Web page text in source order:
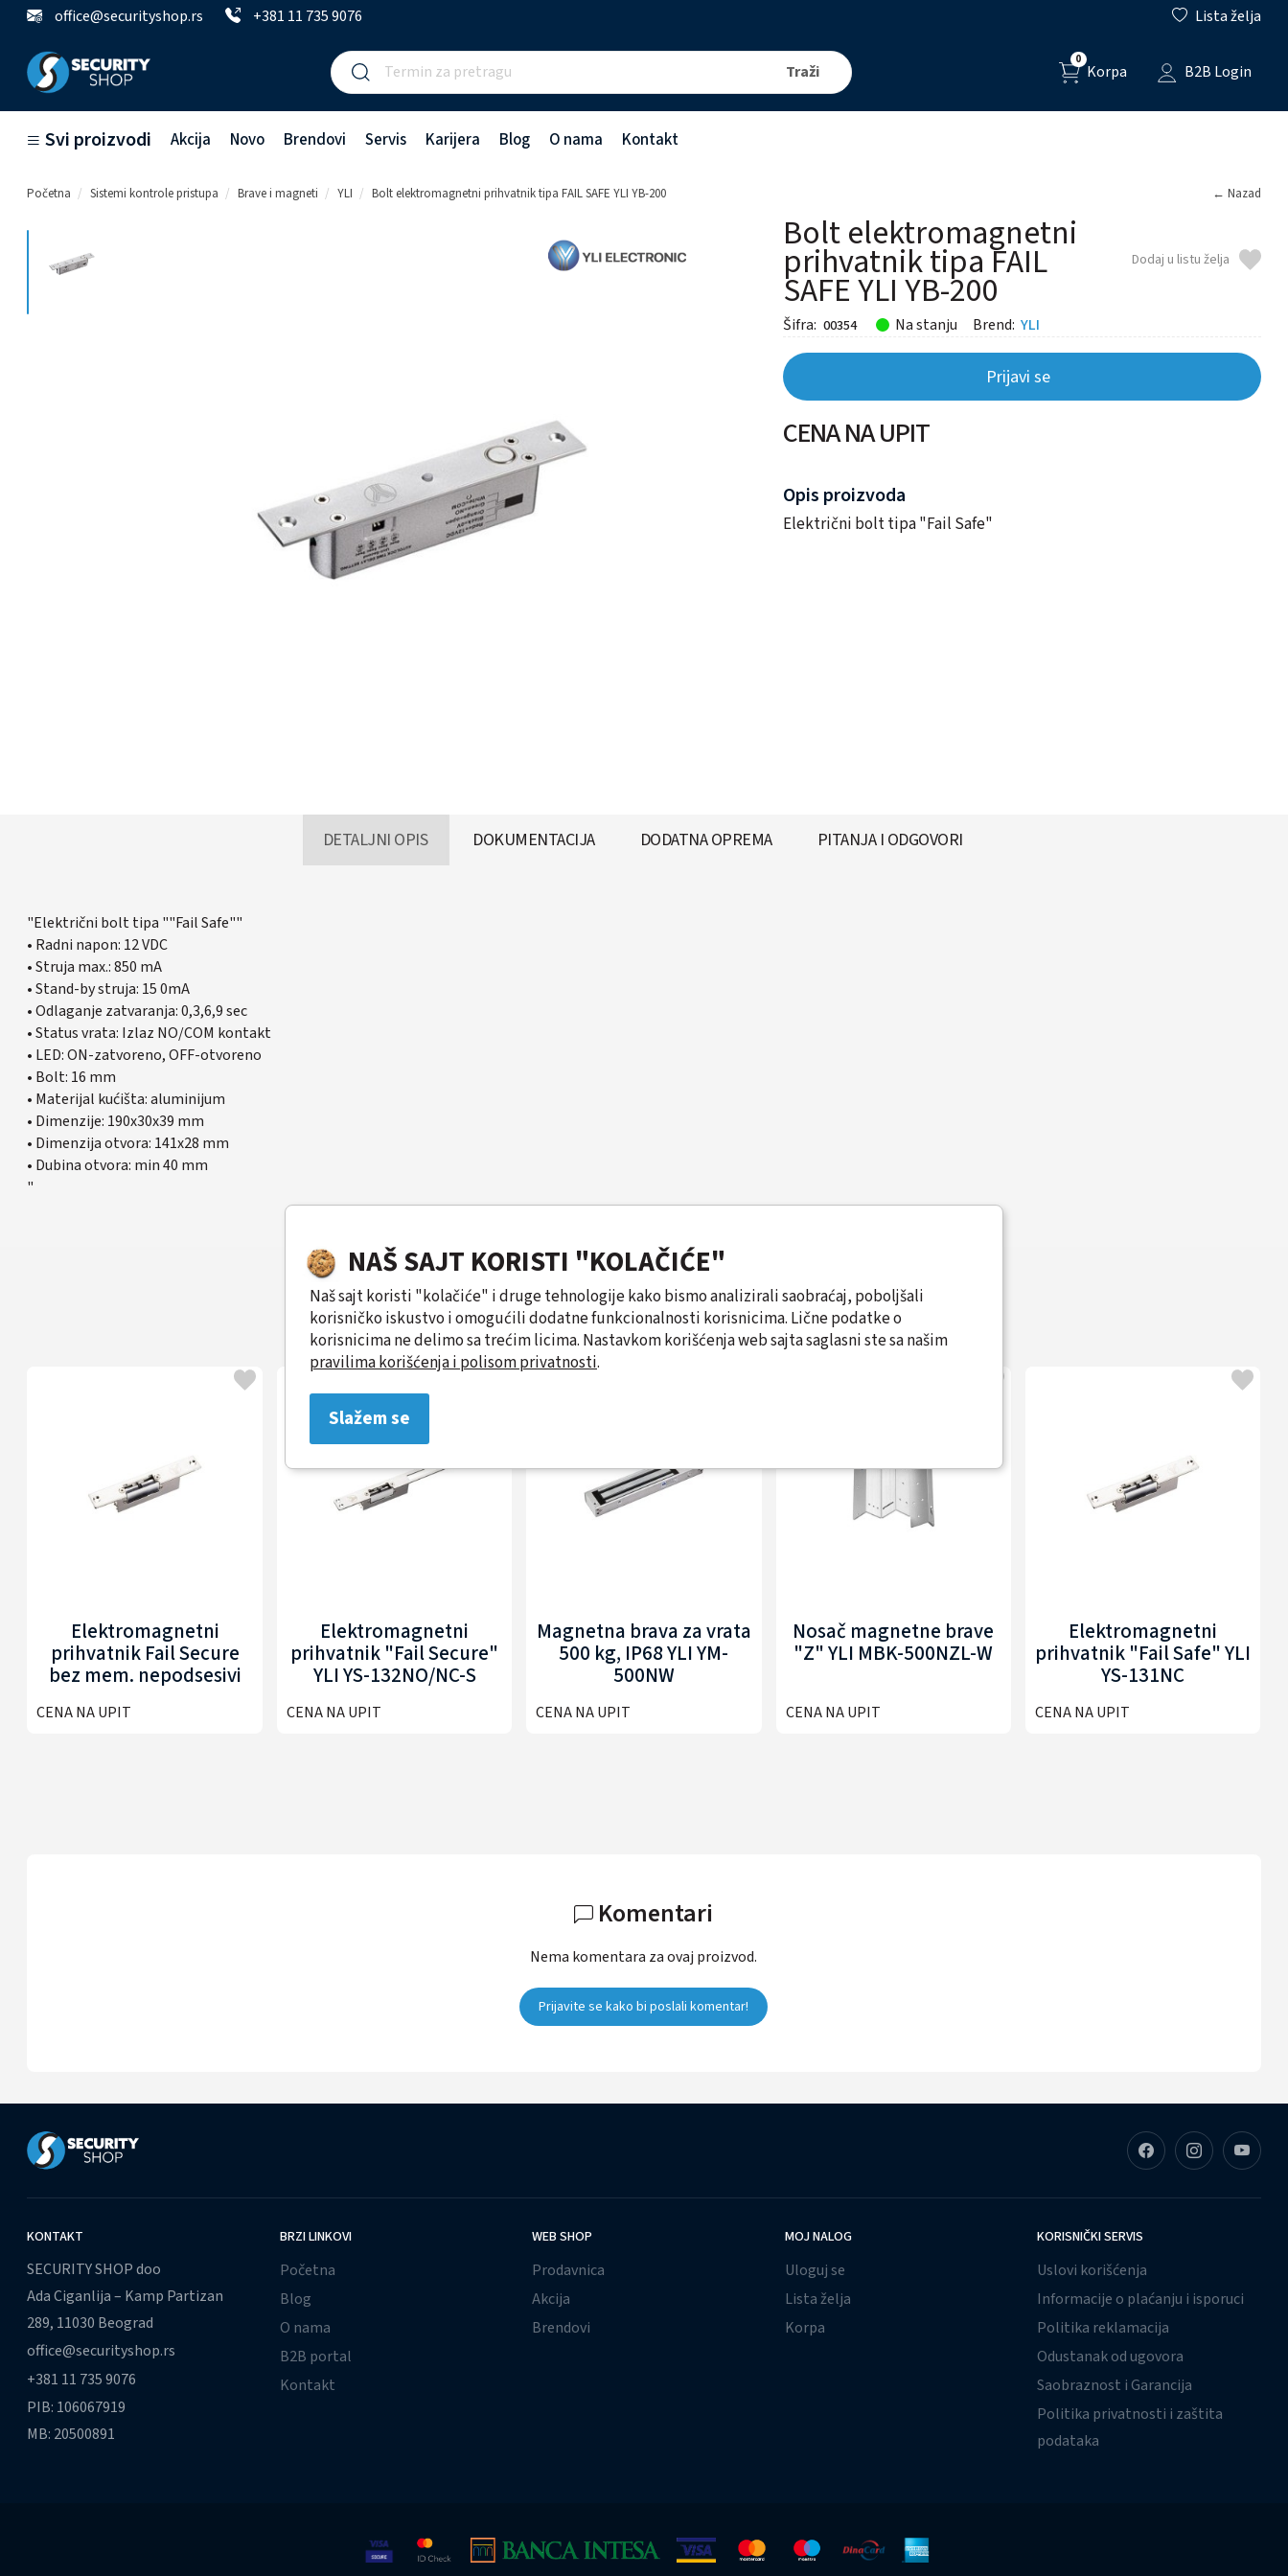
office@securityshop.rs +381 11 735 9076 Lista želja
0
Korpa B2B Login
Svi proizvodi Akcija Novo Brendovi Servis Karijera Blog O nama Kontakt
Početna Sistemi kontrole pristupa Brave i magneti YLI Bolt elektromagnetni prihvatnik tipa FAIL SAFE YLI YB-200 ← Nazad
Bolt elektromagnetni
prihvatnik tipa FAIL
SAFE YLI YB-200
Dodaj u listu želja
Šifra: 00354 Na stanju Brend: YLI
Prijavi se
CENA NA UPIT
Opis proizvoda
Električni bolt tipa "Fail Safe"
DETALJNI OPIS DOKUMENTACIJA DODATNA OPREMA PITANJA I ODGOVORI
"Električni bolt tipa ""Fail Safe""
• Radni napon: 12 VDC
• Struja max.: 850 mA
• Stand-by struja: 15 0mA
• Odlaganje zatvaranja: 0,3,6,9 sec
• Status vrata: Izlaz NO/COM kontakt
• LED: ON-zatvoreno, OFF-otvoreno
• Bolt: 16 mm
• Materijal kućišta: aluminijum
• Dimenzije: 190x30x39 mm
• Dimenzija otvora: 141x28 mm
• Dubina otvora: min 40 mm
"
Slični proizvodi
Elektromagnetni
prihvatnik Fail Secure
bez mem. nepodsesivi
CENA NA UPIT
Elektromagnetni
prihvatnik "Fail Secure"
YLI YS-132NO/NC-S
CENA NA UPIT
Magnetna brava za vrata
500 kg, IP68 YLI YM-
500NW
CENA NA UPIT
Nosač magnetne brave
"Z" YLI MBK-500NZL-W
CENA NA UPIT
Elektromagnetni
prihvatnik "Fail Safe" YLI
YS-131NC
CENA NA UPIT
Komentari
Nema komentara za ovaj proizvod.
Prijavite se kako bi poslali komentar!
KONTAKT
SECURITY SHOP doo
Ada Ciganlija – Kamp Partizan
289, 11030 Beograd
office@securityshop.rs
+381 11 735 9076
PIB: 106067919
MB: 20500891
BRZI LINKOVI
Početna
Blog
O nama
B2B portal
Kontakt
WEB SHOP
Prodavnica
Akcija
Brendovi
MOJ NALOG
Uloguj se
Lista želja
Korpa
KORISNIČKI SERVIS
Uslovi korišćenja
Informacije o plaćanju i isporuci
Politika reklamacija
Odustanak od ugovora
Saobraznost i Garancija
Politika privatnosti i zaštita
podataka
NAŠ SAJT KORISTI "KOLAČIĆE"
Naš sajt koristi "kolačiće" i druge tehnologije kako bismo analizirali saobraćaj, poboljšali
korisničko iskustvo i omogućili dodatne funkcionalnosti korisnicima. Lične podatke o
korisnicima ne delimo sa trećim licima. Nastavkom korišćenja web sajta saglasni ste sa našim
pravilima korišćenja i polisom privatnosti.
Slažem se